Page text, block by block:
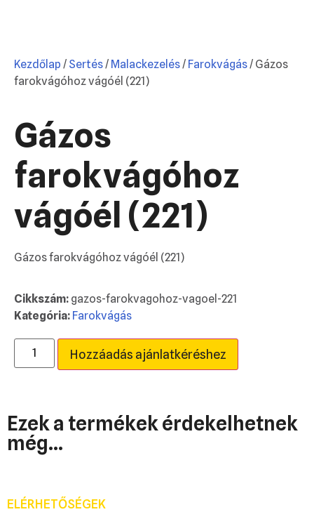
Kezdőlap / Sertés/ Malackezelés/ Farokvágás/ Gázos
farokvágóhoz vágóél (221)
Gázos
farokvágóhoz
vágóél (221)
Gázos farokvágóhoz vágóél (221)
Cikkszám: gazos-farokvagohoz-vagoel-221
Kategória: Farokvágás
Hozzáadás ajánlatkéréshez
Ezek a termékek érdekelhetnek
még...
ELÉRHETŐSÉGEK